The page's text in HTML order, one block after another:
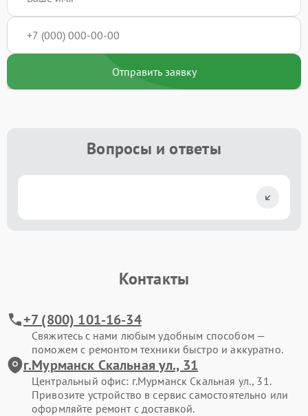
Отправить заявку
Вопросы и ответы
Контакты
+7 (800) 101-16-34
Свяжитесь с нами любым удобным способом —
поможем с ремонтом техники быстро и аккуратно.
г.Мурманск Скальная ул., 31
Центральный офис: г.Мурманск Скальная ул., 31.
Привозите устройство в сервис самостоятельно или
оформляйте ремонт с доставкой.